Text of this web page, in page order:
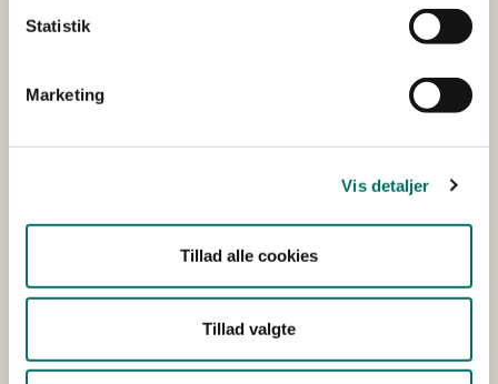
Statistik
Marketing
Vis detaljer
Tillad alle cookies
Tillad valgte
Gebyrer
3R ressourcer
Udvalget for forsøgsdyr og alternativer